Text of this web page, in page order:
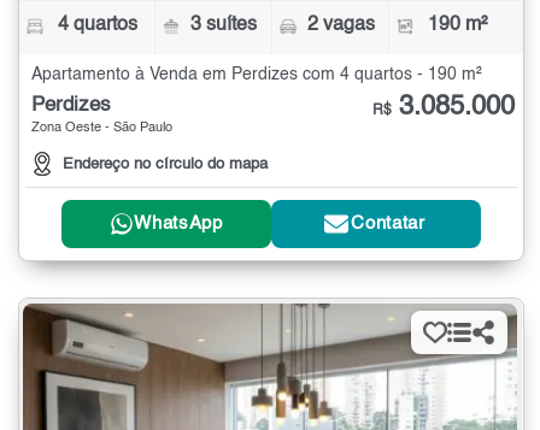
4 quartos 3 suítes 2 vagas 190 m²
Apartamento à Venda em Perdizes com 4 quartos - 190 m²
Perdizes
Zona Oeste - São Paulo
Endereço no círculo do mapa
R$ 3.085.000
WhatsApp Contatar